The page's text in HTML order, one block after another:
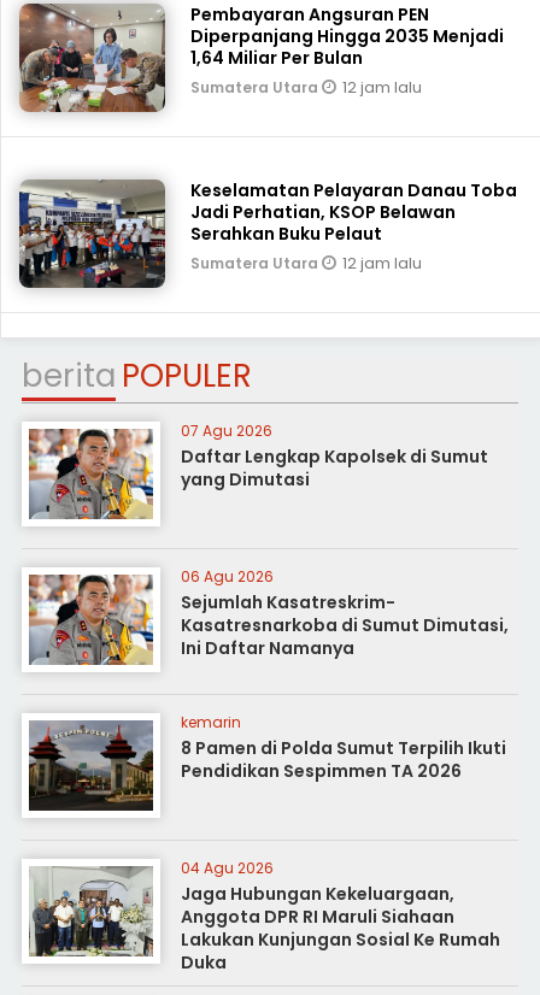
Pembayaran Angsuran PEN
Diperpanjang Hingga 2035 Menjadi
1,64 Miliar Per Bulan
Sumatera Utara 12 jam lalu
Keselamatan Pelayaran Danau Toba
Jadi Perhatian, KSOP Belawan
Serahkan Buku Pelaut
Sumatera Utara 12 jam lalu
berita POPULER
07 Agu 2026
Daftar Lengkap Kapolsek di Sumut
yang Dimutasi
06 Agu 2026
Sejumlah Kasatreskrim-
Kasatresnarkoba di Sumut Dimutasi,
Ini Daftar Namanya
kemarin
8 Pamen di Polda Sumut Terpilih Ikuti
Pendidikan Sespimmen TA 2026
04 Agu 2026
Jaga Hubungan Kekeluargaan,
Anggota DPR RI Maruli Siahaan
Lakukan Kunjungan Sosial Ke Rumah
Duka